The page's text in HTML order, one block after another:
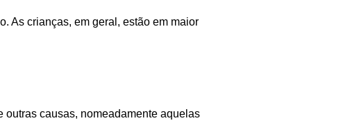
As crianças, em geral, estão em maior
outras causas, nomeadamente aquelas